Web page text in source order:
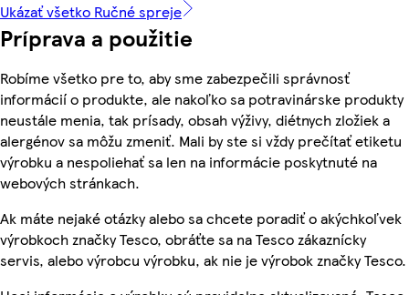
Ukázať všetko Ručné spreje
Príprava a použitie
Robíme všetko pre to, aby sme zabezpečili správnosť
informácií o produkte, ale nakoľko sa potravinárske produkty
neustále menia, tak prísady, obsah výživy, diétnych zložiek a
alergénov sa môžu zmeniť. Mali by ste si vždy prečítať etiketu
výrobku a nespoliehať sa len na informácie poskytnuté na
webových stránkach.
Ak máte nejaké otázky alebo sa chcete poradiť o akýchkoľvek
výrobkoch značky Tesco, obráťte sa na Tesco zákaznícky
servis, alebo výrobcu výrobku, ak nie je výrobok značky Tesco.